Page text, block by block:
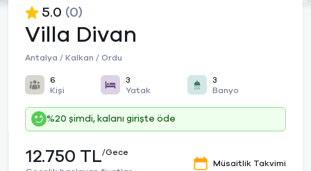
Villa Divan
Antalya / Kalkan / Ordu
5.0 (0)
6
Kişi
3
Yatak
3
Banyo
%20 şimdi, kalanı girişte öde
12.750 TL/Gece
Müsaitlik Takvimi